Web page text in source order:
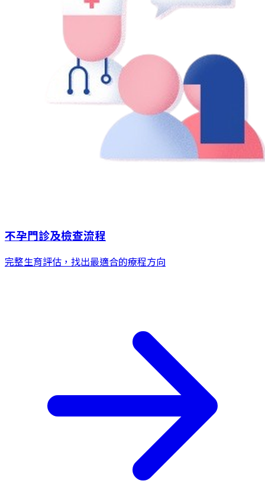
不孕門診及檢查流程
完整生育評估，找出最適合的療程方向